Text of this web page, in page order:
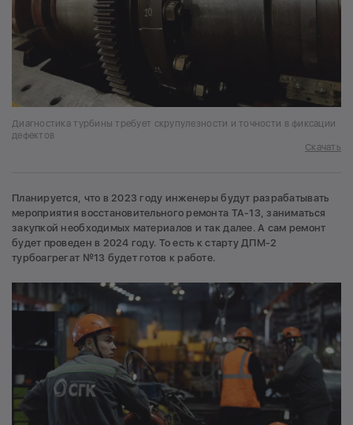
Диагностика турбины требует скрупулезности и точности в фиксации
дефектов
Скачать
Планируется, что в 2023 году инженеры будут разрабатывать
мероприятия восстановительного ремонта ТА-13, заниматься
закупкой необходимых материалов и так далее. А сам ремонт
будет проведен в 2024 году. То есть к старту ДПМ-2
турбоагрегат №13 будет готов к работе.